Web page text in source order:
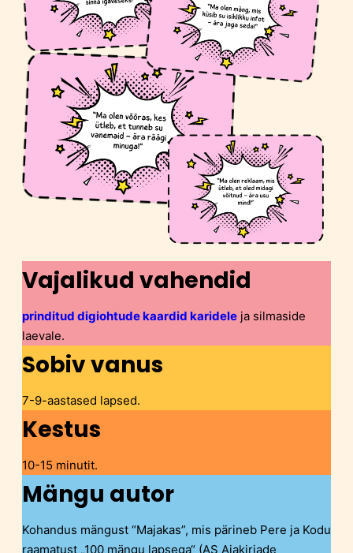
Vajalikud vahendid
prinditud digiohtude kaardid karidele ja silmaside
laevale.
Sobiv vanus
7-9-aastased lapsed.
Kestus
10-15 minutit.
Mängu autor
Kohandus mängust “Majakas”, mis pärineb Pere ja Kodu
raamatust „100 mängu lapsega“ (AS Ajakirjade